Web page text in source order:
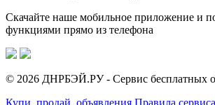
Скачайте наше мобильное приложение и
функциями прямо из телефона
© 2026 ДНРБЭЙ.РУ - Сервис бесплатных
Купи, продай, объявления Правила сервиса